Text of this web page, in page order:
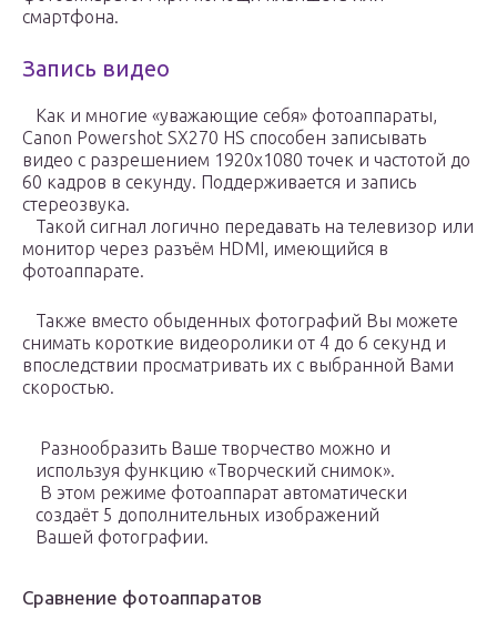
смартфона.
Запись видео
Как и многие «уважающие себя» фотоаппараты,
Canon Powershot SX270 HS способен записывать
видео с разрешением 1920х1080 точек и частотой до
60 кадров в секунду. Поддерживается и запись
стереозвука.
Такой сигнал логично передавать на телевизор или
монитор через разъём HDMI, имеющийся в
фотоаппарате.
Также вместо обыденных фотографий Вы можете
снимать короткие видеоролики от 4 до 6 секунд и
впоследствии просматривать их с выбранной Вами
скоростью.
Разнообразить Ваше творчество можно и
используя функцию «Творческий снимок».
В этом режиме фотоаппарат автоматически
создаёт 5 дополнительных изображений
Вашей фотографии.
Сравнение фотоаппаратов